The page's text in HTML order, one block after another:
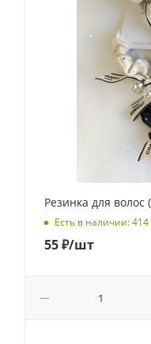
Резинка для
Есть в наличии: 414
55₽/шт